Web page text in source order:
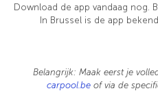
Download de app vandaag nog.
In Brussel is de app
Belangrijk: Maak eerst je
carpool.beof via de